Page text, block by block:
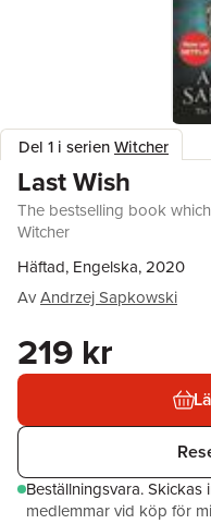
Del 1 i serienWitcher
Last Wish
The bestselling book
Witcher
Häftad, Engelska, 2020
AvAndrzej Sapkowski
219 kr
Beställningsvara.Skickas
medlemmar vid köp för